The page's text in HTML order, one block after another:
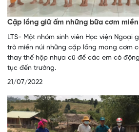
Cặp lồng giữ ấm những bữa cơm
LTS- Một nhóm sinh viên Học viện Ngoại
trò miền núi những cặp lồng mang cơm
thay thế hộp nhựa cũ để các em có
tục đến trường.
21/07/2022